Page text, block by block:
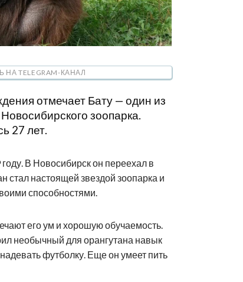
TELEGRAM-КАНАЛ
отмечает Бату — один из
зоопарка.
27 лет.
В Новосибирск он переехал в
стал настоящей звездой зоопарка и
способностями.
его ум и хорошую обучаемость.
необычный для орангутана навык
футболку. Еще он умеет пить